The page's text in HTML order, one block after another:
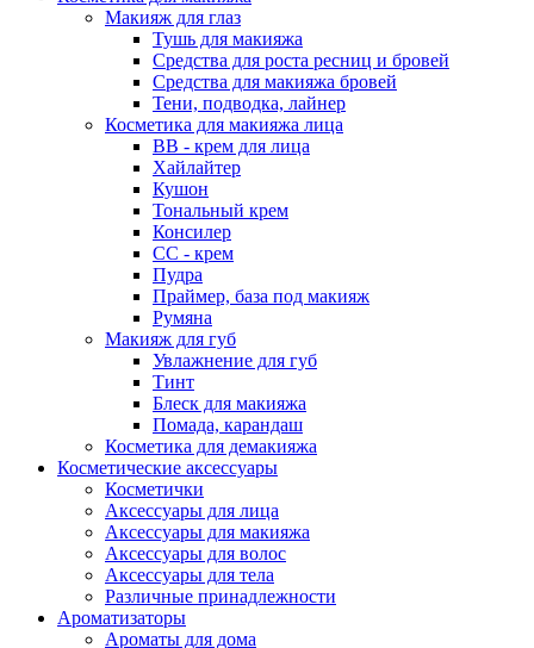
Макияж для глаз
Тушь для макияжа
Средства для роста ресниц и бровей
Средства для макияжа бровей
Тени, подводка, лайнер
Косметика для макияжа лица
ВВ - крем для лица
Хайлайтер
Кушон
Тональный крем
Консилер
СС - крем
Пудра
Праймер, база под макияж
Румяна
Макияж для губ
Увлажнение для губ
Тинт
Блеск для макияжа
Помада, карандаш
Косметика для демакияжа
Косметические аксессуары
Косметички
Аксессуары для лица
Аксессуары для макияжа
Аксессуары для волос
Аксессуары для тела
Различные принадлежности
Ароматизаторы
Ароматы для дома